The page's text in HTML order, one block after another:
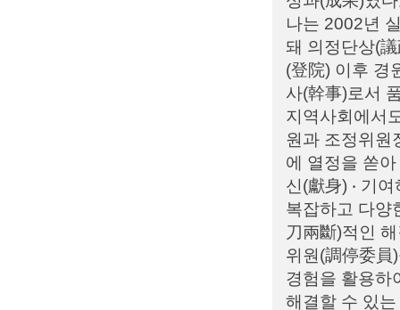
나는 2002년
돼 의정단상(
(登院) 이후 경
사(幹事)로서
지역사회에서
원과 조정위원
에 열정을 쏟
신(獻身) ‧ 기
복잡하고 다양
刀兩斷)적인
위원(調停委員
경험을 활용하
해결할 수 있